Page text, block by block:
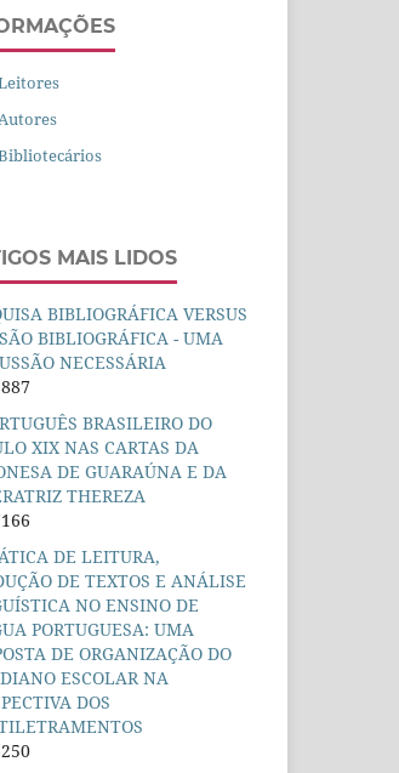
MAIS LIDOS
BIBLIOGRÁFICA VERSUS
BIBLIOGRÁFICA - UMA
NECESSÁRIA
BRASILEIRO DO
XIX NAS CARTAS DA
DE GUARAÚNA E DA
THEREZA
DE LEITURA,
DE TEXTOS E ANÁLISE
NO ENSINO DE
PORTUGUESA: UMA
DE ORGANIZAÇÃO DO
ESCOLAR NA
DOS